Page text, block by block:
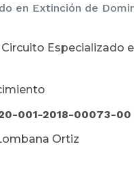
en Extinción de
Especializado
001-2018-00073-00
Ortiz